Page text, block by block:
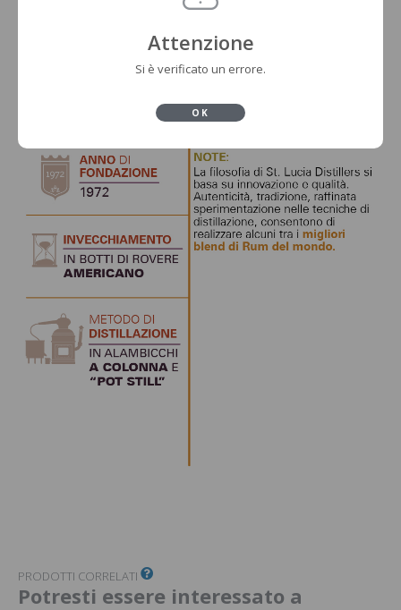
PRODOTTI CORRELATI
Potresti essere interessato a
Attenzione
Si è verificato un errore.
OK